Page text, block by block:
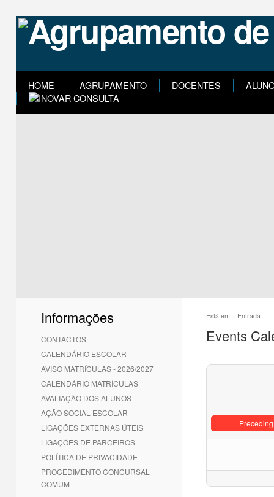
HOME AGRUPAMENTO DOCENTES
Informações
CONTACTOS
CALENDÁRIO ESCOLAR
AVISO MATRÍCULAS - 2026/2027
CALENDÁRIO MATRÍCULAS
AVALIAÇÃO DOS ALUNOS
AÇÃO SOCIAL ESCOLAR
LIGAÇÕES EXTERNAS ÚTEIS
LIGAÇÕES DE PARCEIROS
POLÍTICA DE PRIVACIDADE
PROCEDIMENTO CONCURSAL
COMUM
Está em... Entrada
Events